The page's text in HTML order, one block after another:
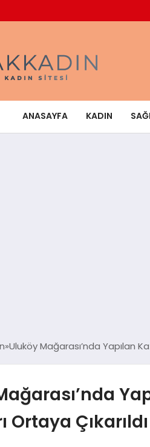
ANASAYFA KADIN
Uluköy Mağarası’nda Yapılan
Ortaya Çıkarıldı